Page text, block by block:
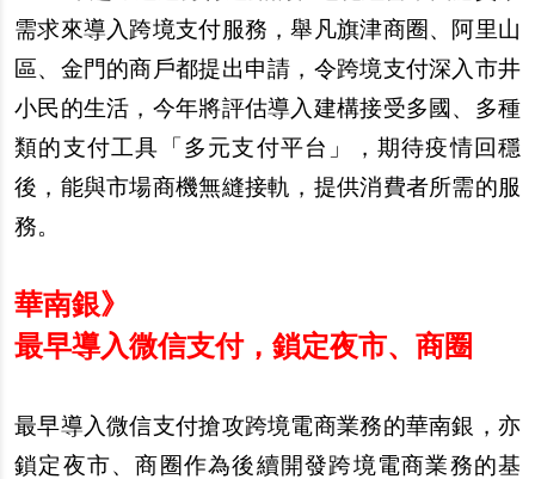
需求來導入跨境支付服務，舉凡旗津商圈、阿里山
區、金門的商戶都提出申請，令跨境支付深入市井
小民的生活，今年將評估導入建構接受多國、多種
類的支付工具「多元支付平台」，期待疫情回穩
後，能與市場商機無縫接軌，提供消費者所需的服
務。
華南銀》
最早導入微信支付，鎖定夜市、商圈
最早導入微信支付搶攻跨境電商業務的華南銀，亦
鎖定夜市、商圈作為後續開發跨境電商業務的基